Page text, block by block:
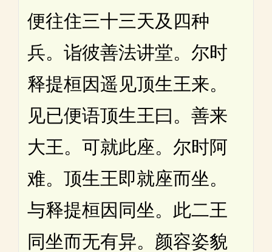
便往住三十三天及四种
兵。诣彼善法讲堂。尔时
释提桓因遥见顶生王来。
见已便语顶生王曰。善来
大王。可就此座。尔时阿
难。顶生王即就座而坐。
与释提桓因同坐。此二王
同坐而无有异。颜容姿貌